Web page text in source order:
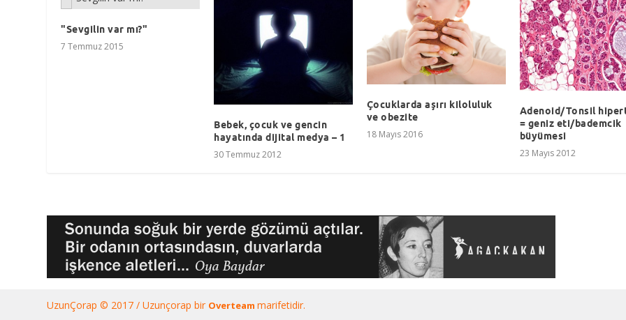
"Sevgilin var mı?"
7 Temmuz 2015
Bebek, çocuk ve gencin
hayatında dijital medya – 1
30 Temmuz 2012
Çocuklarda aşırı kiloluluk
ve obezite
18 Mayıs 2016
Adenoid/Tonsil
= geniz eti/bademcik
büyümesi
23 Mayıs 2012
UzunÇorap © 2017 / Uzunçorap bir Overteammarifetidir.